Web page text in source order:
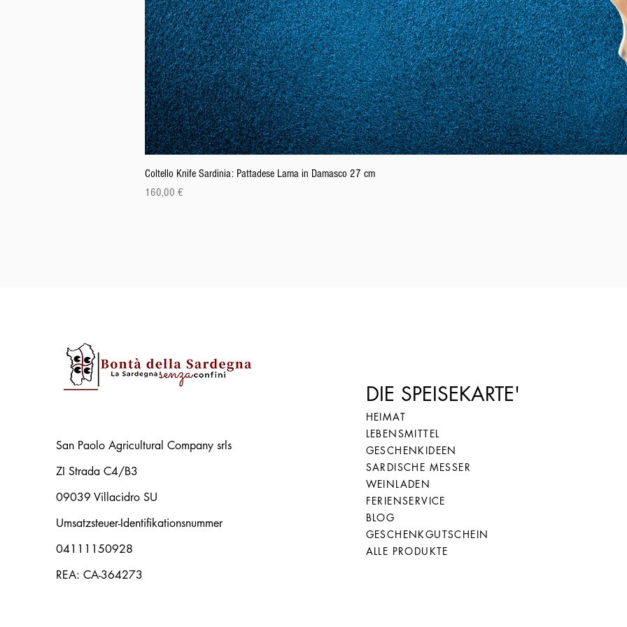
Coltello Knife Sardinia: Pattadese Lama in Damasco 27 cm
Preis
160,00 €
San Paolo Agricultural Company srls
ZI Strada C4/B3
09039 Villacidro SU
Umsatzsteuer-Identifikationsnummer
04111150928
REA: CA-364273
DIE SPEISEKARTE'
HEIMAT
LEBENSMITTEL
GESCHENKIDEEN
SARDISCHE MESSER
WEINLADEN
FERIENSERVICE
BLOG
GESCHENKGUTSCHEIN
ALLE PRODUKTE